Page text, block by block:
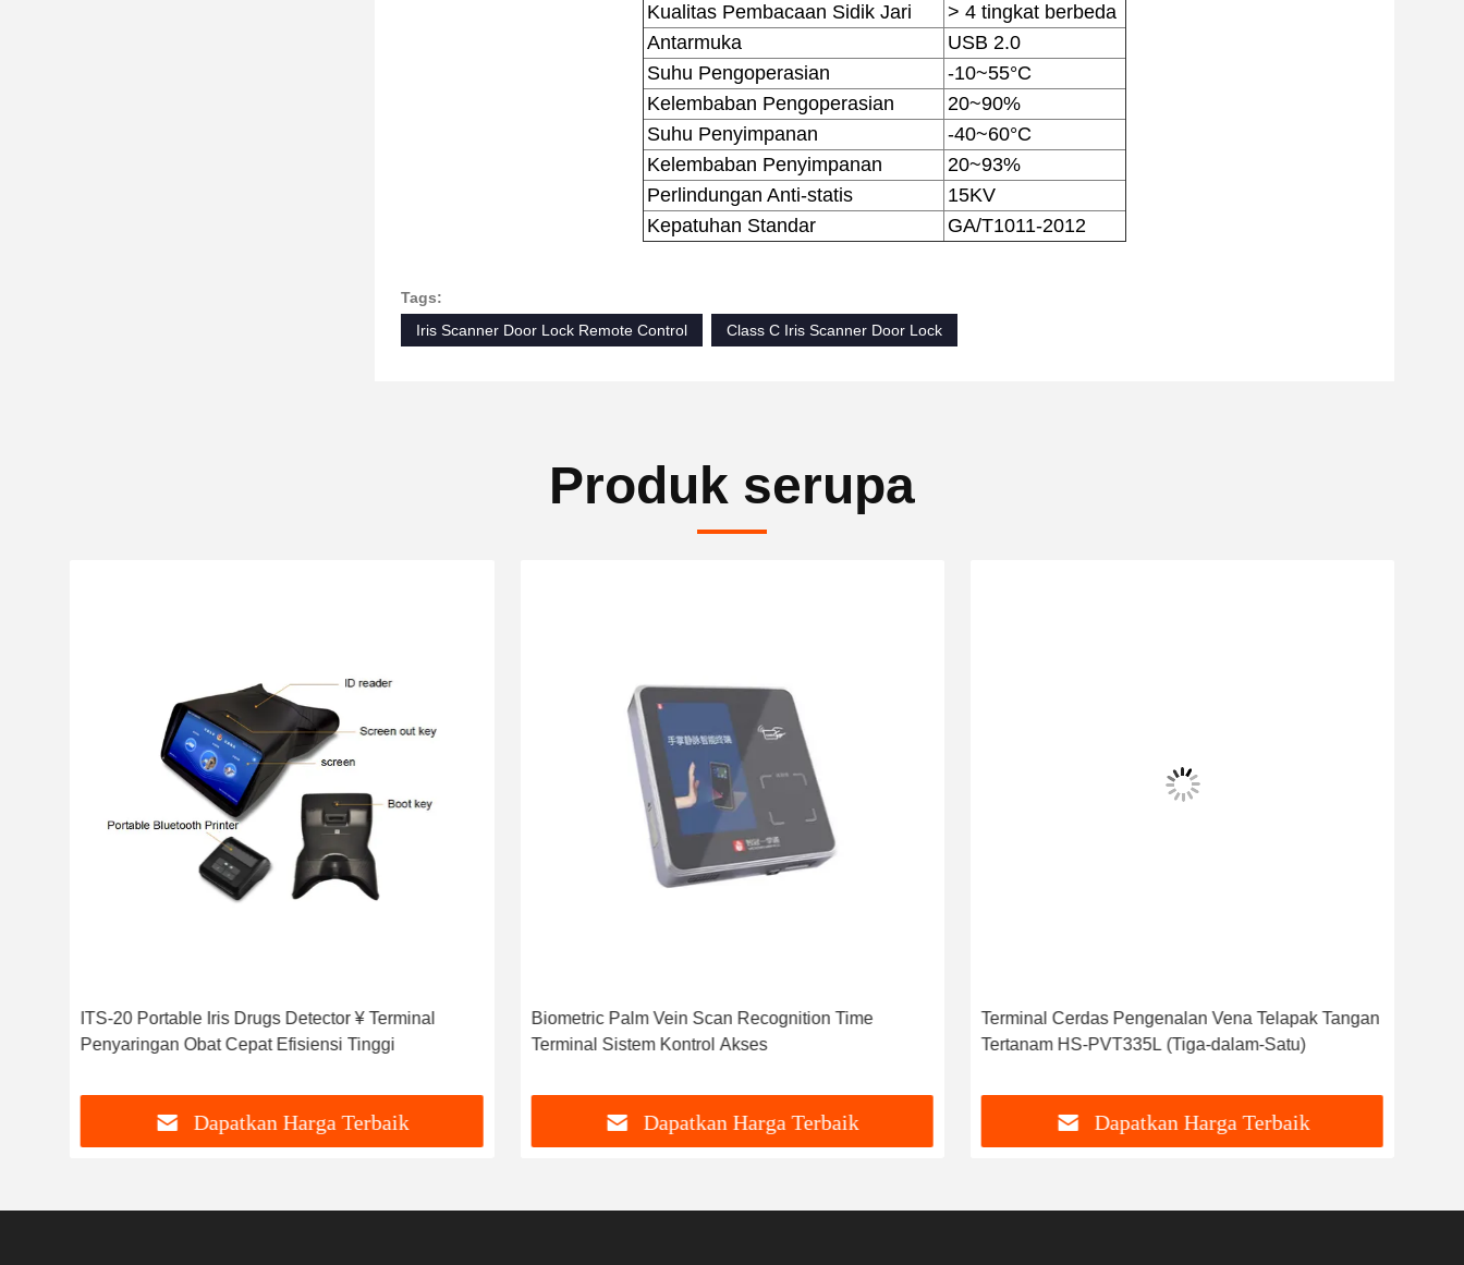
Kualitas Pembacaan Sidik Jari
> 4 tingkat berbeda
Antarmuka
USB 2.0
Suhu Pengoperasian
-10~55°C
Kelembaban Pengoperasian
20~90%
Suhu Penyimpanan
-40~60°C
Kelembaban Penyimpanan
20~93%
Perlindungan Anti-statis
15KV
Kepatuhan Standar
GA/T1011-2012
Tags:
Iris Scanner Door Lock Remote Control
Class C Iris Scanner Door Lock
Produk serupa
ITS-20 Portable Iris Drugs Detector ¥ Terminal
Penyaringan Obat Cepat Efisiensi Tinggi
Dapatkan Harga Terbaik
Biometric Palm Vein Scan Recognition Time
Terminal Sistem Kontrol Akses
Dapatkan Harga Terbaik
Terminal Cerdas Pengenalan Vena Telapak Tangan
Tertanam HS-PVT335L (Tiga-dalam-Satu)
Dapatkan Harga Terbaik